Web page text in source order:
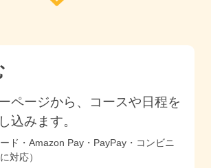
ページから、コースや日程を
込みます。
ード・Amazon Pay・PayPay・コンビニ
対応）